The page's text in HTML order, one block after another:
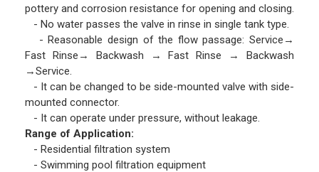
pottery and corrosion resistance for opening and closing.
- No water passes the valve in rinse in single tank type.
- Reasonable design of the flow passage: Service→
Fast Rinse→ Backwash → Fast Rinse → Backwash
→Service.
- It can be changed to be side-mounted valve with side-
mounted connector.
- It can operate under pressure, without leakage.
Range of Application:
- Residential filtration system
- Swimming pool filtration equipment